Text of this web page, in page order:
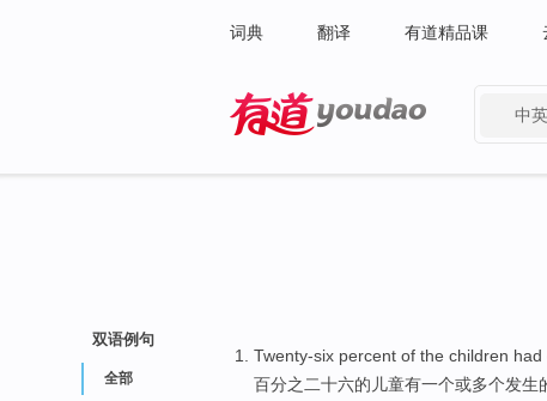
词典 翻译 有道精品课
中英
双语例句
全部
Twenty-six percent of the children had
百分之二十六的 儿童有一个或多个发生